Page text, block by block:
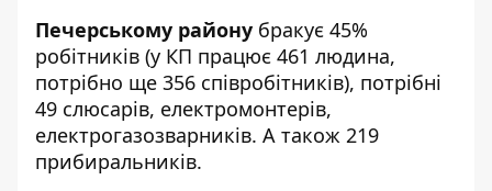
Печерському району бракує 45%
робітників (у КП працює 461 людина,
потрібно ще 356 співробітників), потрібні
49 слюсарів, електромонтерів,
електрогазозварників. А також 219
прибиральників.